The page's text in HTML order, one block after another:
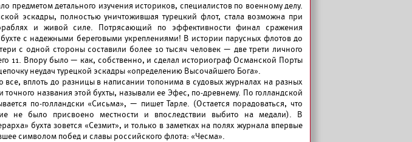
предметом детального изучения историков, специалистов по военному делу.
эскадры, полностью уничтожившая турецкий флот, стала возможна при
и живой силе. Потрясающий по эффективности финал сражения
с надежными береговыми укреплениями! В истории парусных флотов до
с одной стороны составили более 10 тысяч человек — две трети личного
11. Впору было — как, собственно, и сделал историограф Османской Порты
неудач турецкой эскадры «определению Высочайшего Бога».
все, вплоть до разницы в написании топонима в судовых журналах на разных
точного названия этой бухты, называли ее Эфес, по-древнему. По голландской
по-голландски «Сисьма», — пишет Тарле. (Остается порадоваться, что
не было присвоено местности и впоследствии выбито на медали). В
бухта зовется «Сезмит», и только в заметках на полях журнала впервые
символом побед и славы российского флота: «Чесма».